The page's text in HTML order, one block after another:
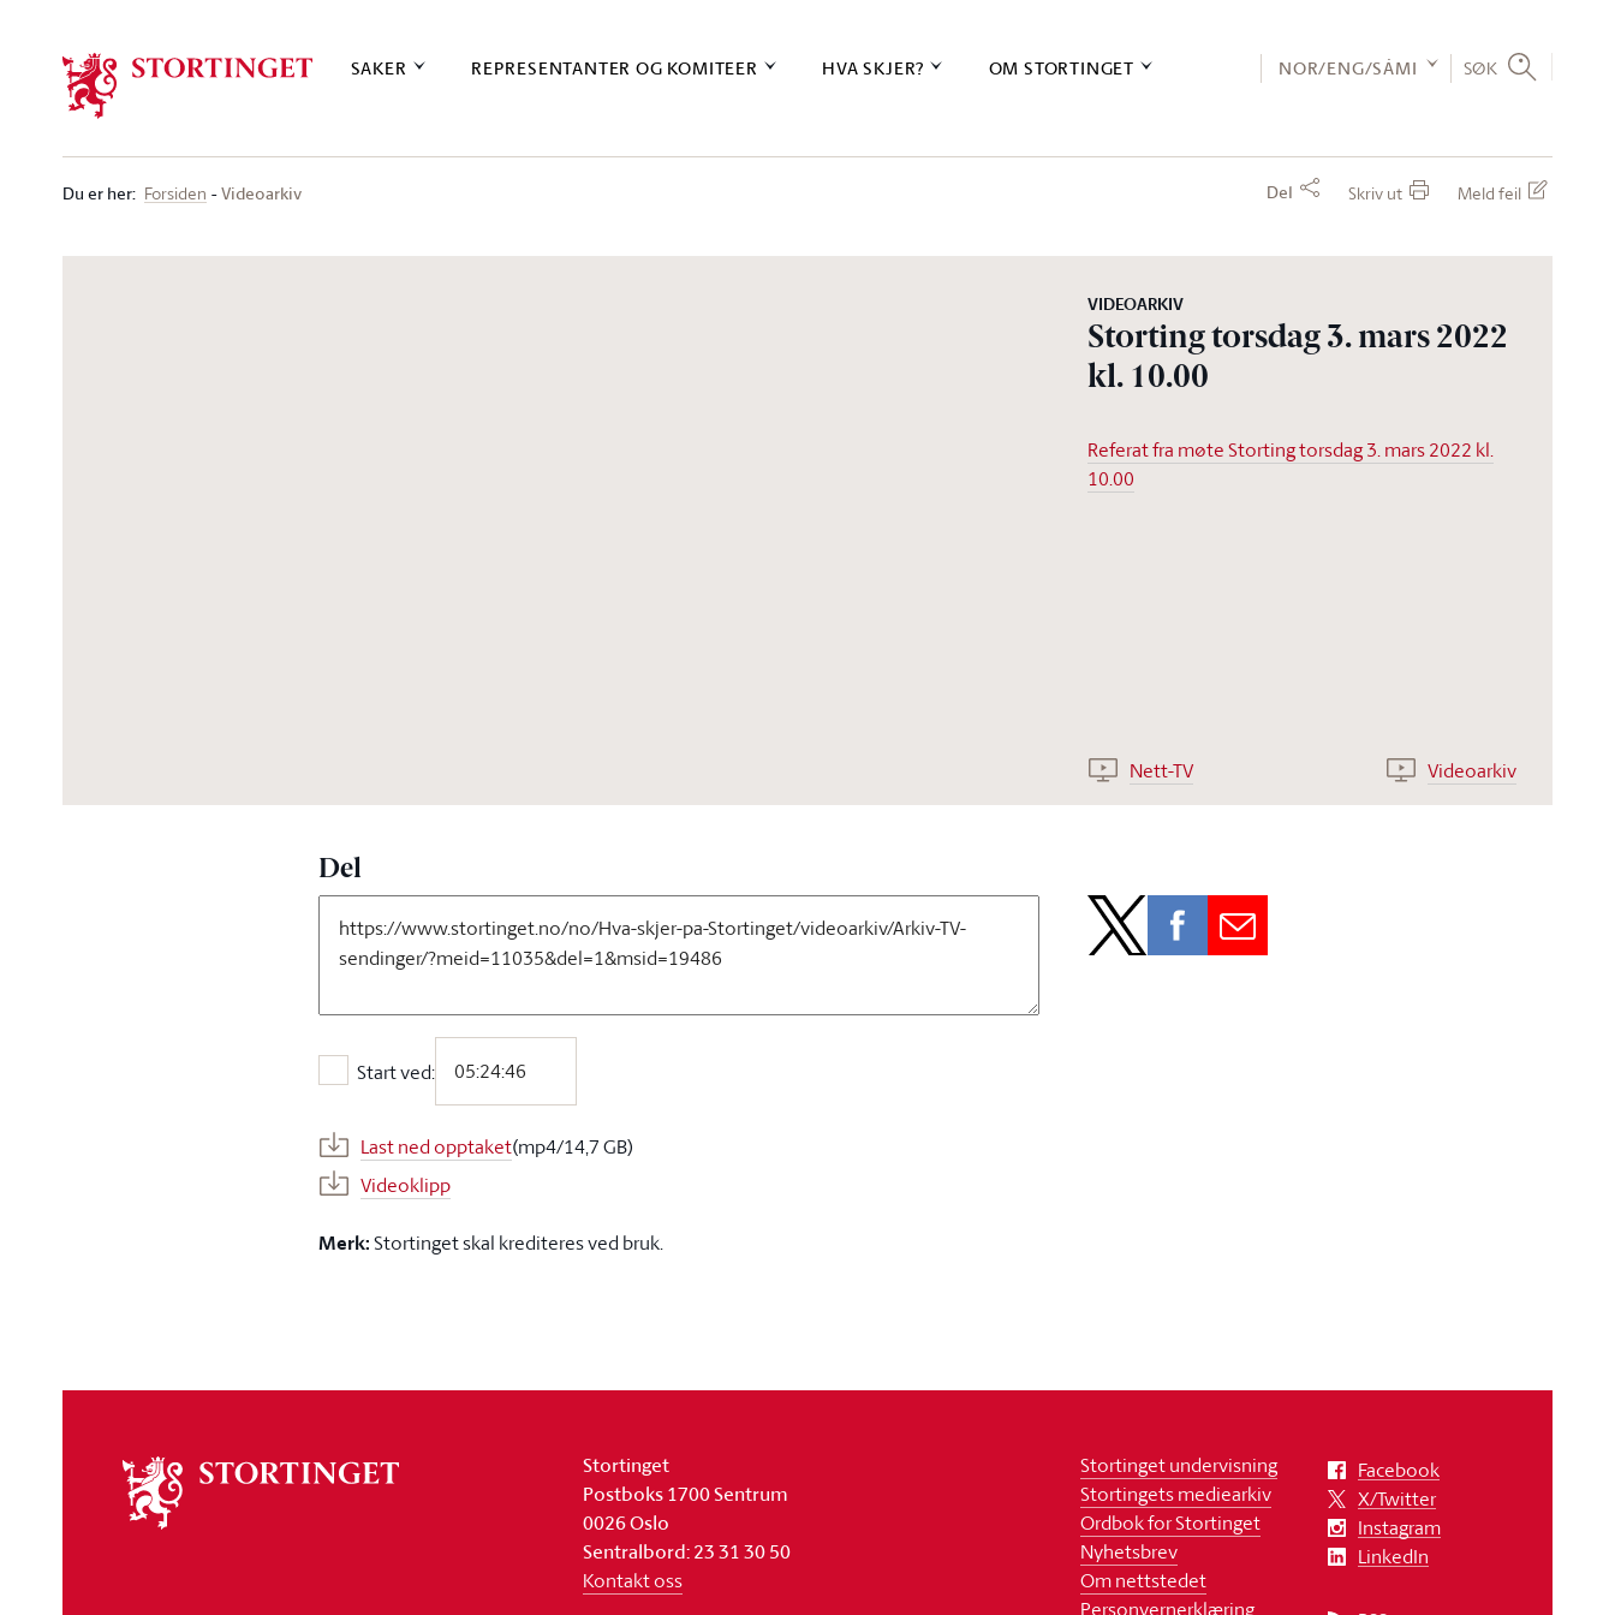
SAKER REPRESENTANTER OG KOMITEER HVA SKJER? OM STORTINGET NOR/ENG/SÁMI SØK
Du er her: Forsiden Videoarkiv Del Skriv ut Meld feil
VIDEOARKIV
Storting torsdag 3. mars 2022
kl. 10.00
Referat fra møte Storting torsdag 3. mars 2022 kl.
10.00
Nett-TV Videoarkiv
Del
Start ved:
Start ved:
Last ned opptaket(mp4/14,7 GB)
Videoklipp
Merk:Stortinget skal krediteres ved bruk.
stortinget
Stortinget
Postboks 1700 Sentrum
0026 Oslo
Sentralbord: 23 31 30 50
Kontakt oss
Stortinget undervisning
Stortingets mediearkiv
Ordbok for Stortinget
Nyhetsbrev
Om nettstedet
Personvernerklæring
Facebook
X/Twitter
Instagram
LinkedIn